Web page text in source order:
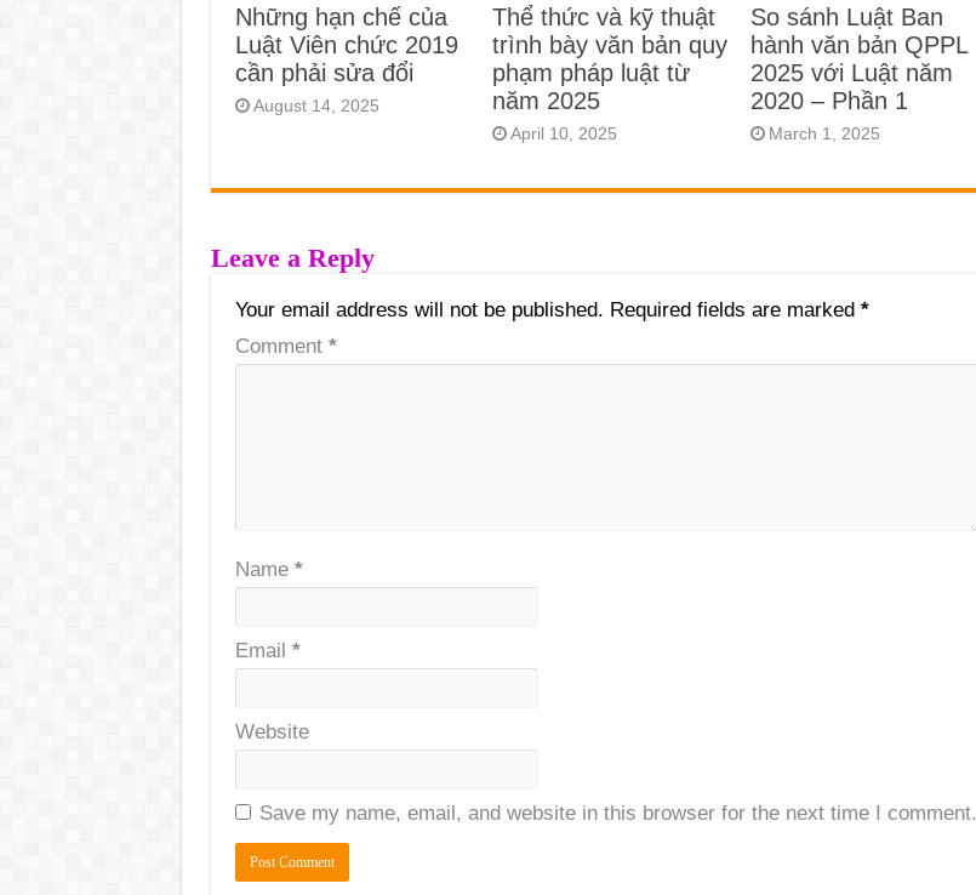
Những hạn chế của
Luật Viên chức 2019
cần phải sửa đổi
August 14, 2025
Thể thức và kỹ thuật
trình bày văn bản quy
phạm pháp luật từ
năm 2025
April 10, 2025
So sánh Luật Ban
hành văn bản QPPL
2025 với Luật năm
2020 – Phần 1
March 1, 2025
Leave a Reply
Your email address will not be published. Required fields are marked *
Comment *
Name *
Email *
Website
Save my name, email, and website in this browser for the next time I comment.